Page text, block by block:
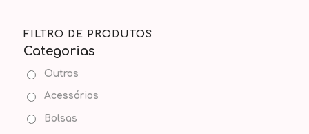
FILTRO DE PRODUTOS
Categorias
Outros
Acessórios
Bolsas